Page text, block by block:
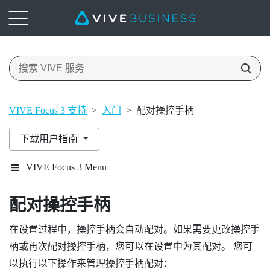
VIVE Focus 3 支持 > 入门 > 配对操控手柄
下载用户指南
VIVE Focus 3 Menu
配对操控手柄
在设置过程中，操控手柄会自动配对。如果需要更改操控手
柄或再次配对操控手柄，您可以在设置中为其配对。 您可
以执行以下操作来管理操控手柄配对：